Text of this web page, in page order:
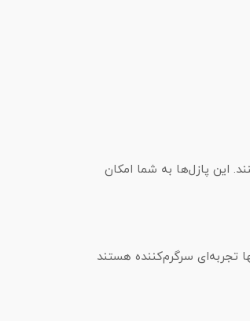
این پازل‌ها به شما امکان
تجربه‌ای سرگرم‌کننده هستند